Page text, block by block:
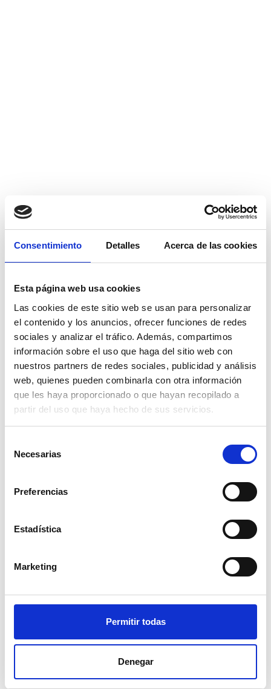
Consentimiento Detalles Acerca de las cookies
Esta página web usa cookies
Las cookies de este sitio web se usan para personalizar
el contenido y los anuncios, ofrecer funciones de redes
sociales y analizar el tráfico. Además, compartimos
información sobre el uso que haga del sitio web con
nuestros partners de redes sociales, publicidad y análisis
web, quienes pueden combinarla con otra información
que les haya proporcionado o que hayan recopilado a
partir del uso que haya hecho de sus servicios.
Necesarias
Preferencias
Estadística
Marketing
Permitir todas
Denegar